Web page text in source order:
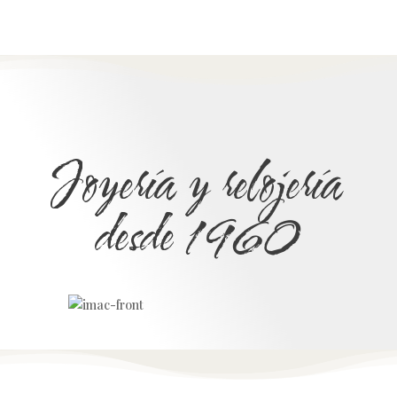
Joyería y relojería
desde 1960